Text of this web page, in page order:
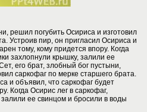
решил погубить Осириса и изготовил
Устроив пир, он пригласил Осириса и
тому, кому придется впору. Когда
захлопнули крышку, залили ее
его брат, злобный бог пустыни,
саркофаг по мерке старшего брата.
и объявил, что саркофаг будет
Когда Осирис лег в capкофаг,
ее свинцом и бросили в воды